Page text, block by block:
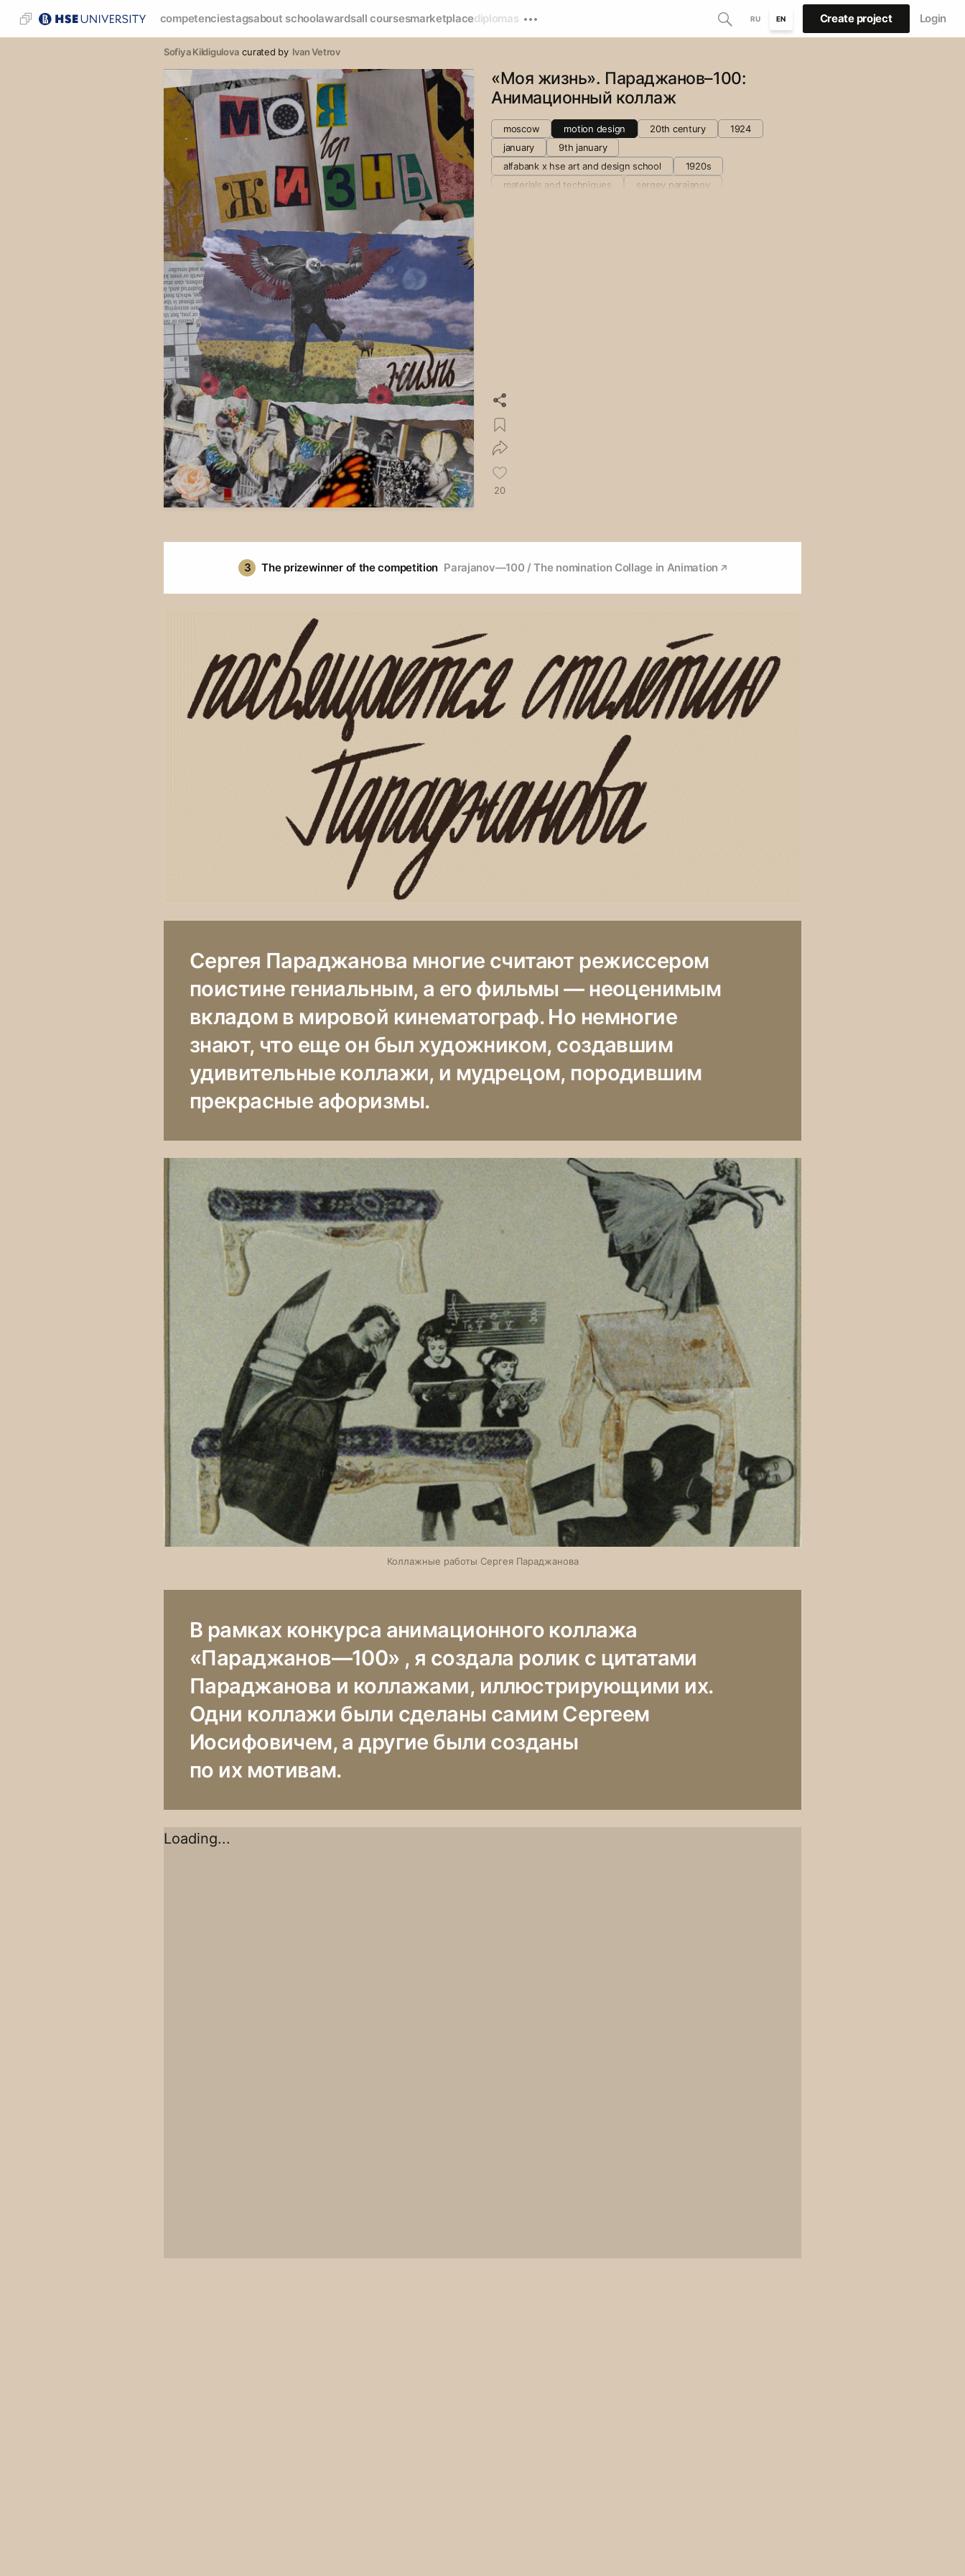
competenciestagsabout schoolawardsall coursesmarketplacediplomas RU EN Create project Login
Sofiya Kildigulova curated by Ivan Vetrov
«Моя жизнь». Параджанов–100:
Анимационный коллаж
moscow motion design 20th century
1924
january
9th january
alfabank х hse art and design school
1920s
materials and techniques
sergey parajanov
20
3 The prizewinner of the competition Parajanov—100 / The nomination Collage in Animation
Сергея Параджанова многие считают режиссером
поистине гениальным, а его фильмы — неоценимым
вкладом в мировой кинематограф. Но немногие
знают, что еще он был художником, создавшим
удивительные коллажи, и мудрецом, породившим
прекрасные афоризмы.
Коллажные работы Сергея Параджанова
В рамках конкурса анимационного коллажа
«Параджанов—100» , я создала ролик с цитатами
Параджанова и коллажами, иллюстрирующими их.
Одни коллажи были сделаны самим Сергеем
Иосифовичем, а другие были созданы
по их мотивам.
Loading...